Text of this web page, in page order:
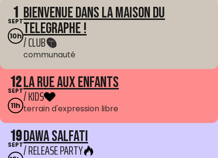
1
SEPT
10h
Bienvenue dans La Maison du
Telegraphe !
/ CLUB
communauté
12
SEPT
11h
La Rue aux enfants
/ KIDS
terrain d'expression libre
19
SEPTDawa Salfati
/ RELEASE PARTY